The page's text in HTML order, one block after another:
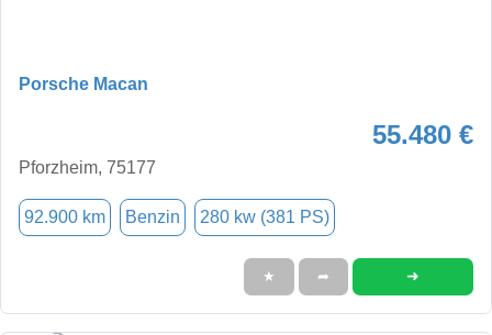
Porsche Macan
55.480 €
Pforzheim, 75177
92.900 km Benzin 280 kw (381 PS)
★ ➦ ➜